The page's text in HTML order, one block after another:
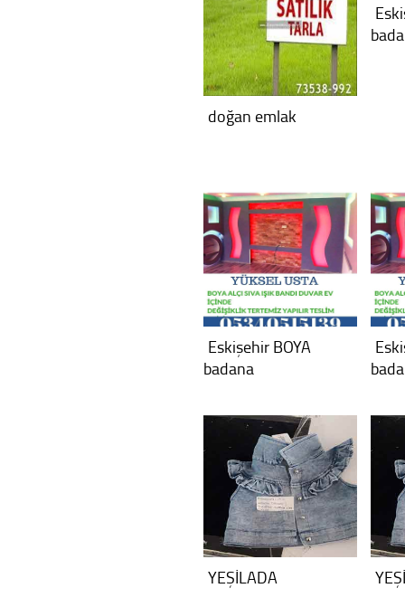
doğan emlak
Eskişehir BOYA
badana
YEŞİLADA